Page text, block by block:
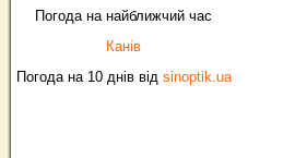
Погода на найближчий час
Канів
Погода на 10 днів від sinoptik.ua